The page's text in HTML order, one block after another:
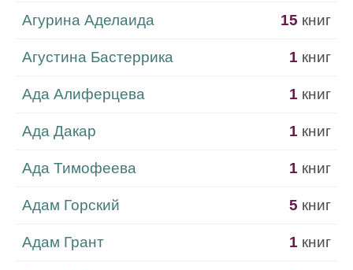
Агурина Аделаида 15 книг
Агустина Бастеррика 1 книг
Ада Алиферцева 1 книг
Ада Дакар 1 книг
Ада Тимофеева 1 книг
Адам Горский 5 книг
Адам Грант 1 книг